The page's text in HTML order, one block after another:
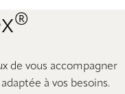
de vous accompagner
à vos besoins.